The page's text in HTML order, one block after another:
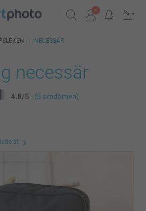
NECESSÄR
necessär
4.8/5 (5 omdömen)